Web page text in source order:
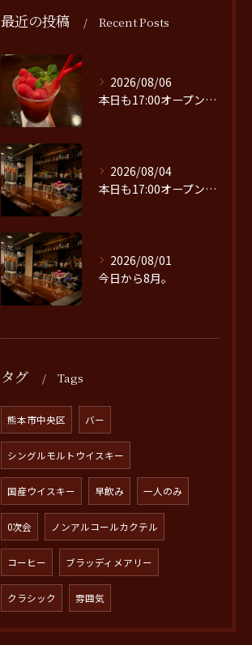
最近の投稿 Recent Posts
2026/08/06
本日も17:00オープンです。
2026/08/04
本日も17:00オープンです。
2026/08/01
今日から8月。
タグ Tags
熊本市中央区 バー
シングルモルトウイスキー
国産ウイスキー 早飲み 一人のみ
0次会 ノンアルコールカクテル
コーヒー ブラッディメアリー
クラシック 雰囲気